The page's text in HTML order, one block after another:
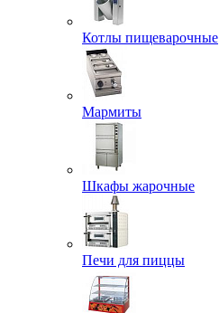
Котлы пищеварочные
Мармиты
Шкафы жарочные
Печи для пиццы